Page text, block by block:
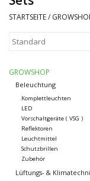
Headshop
Vaporizer
CBD und Hanfextrakte
Marken
STARTSEITE/
GROWSHOP
Beleuchtung
Komplettleuchten
LED
Vorschaltgeräte ( VSG )
Reflektoren
Leuchtmittel
Schutzbrillen
Zubehör
Lüftungs- &